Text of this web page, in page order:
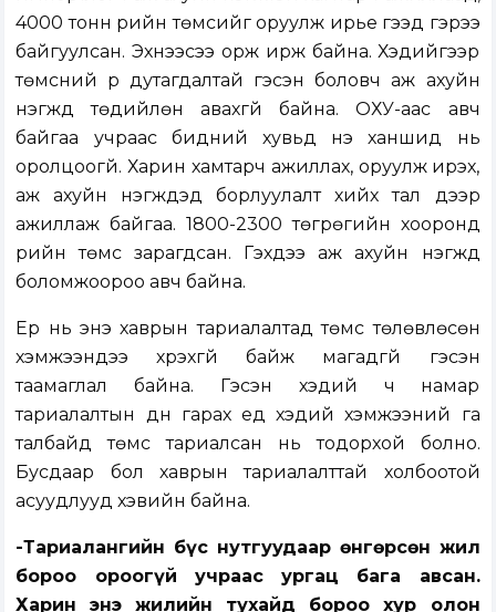
4000 тонн үрийн төмсийг оруулж ирье гээд гэрээ
байгуулсан. Эхнээсээ орж ирж байна. Хэдийгээр
төмсний үр дутагдалтай гэсэн боловч аж ахуйн
нэгжүүд төдийлөн авахгүй байна. ОХУ-аас авч
байгаа учраас бидний хувьд үнэ ханшид нь
оролцоогүй. Харин хамтарч ажиллах, оруулж ирэх,
аж ахуйн нэгжүүдэд борлуулалт хийх тал дээр
ажиллаж байгаа. 1800-2300 төгрөгийн хооронд
үрийн төмс зарагдсан. Гэхдээ аж ахуйн нэгжүүд
боломжоороо авч байна.
Ер нь энэ хаврын тариалалтад төмс төлөвлөсөн
хэмжээндээ хүрэхгүй байж магадгүй гэсэн
таамаглал байна. Гэсэн хэдий ч намар
тариалалтын дүн гарах үед хэдий хэмжээний га
талбайд төмс тариалсан нь тодорхой болно.
Бусдаар бол хаврын тариалалттай холбоотой
асуудлууд хэвийн байна.
-Тариалангийн бүс нутгуудаар өнгөрсөн жил
бороо ороогүй учраас ургац бага авсан.
Харин энэ жилийн тухайд бороо хур олон